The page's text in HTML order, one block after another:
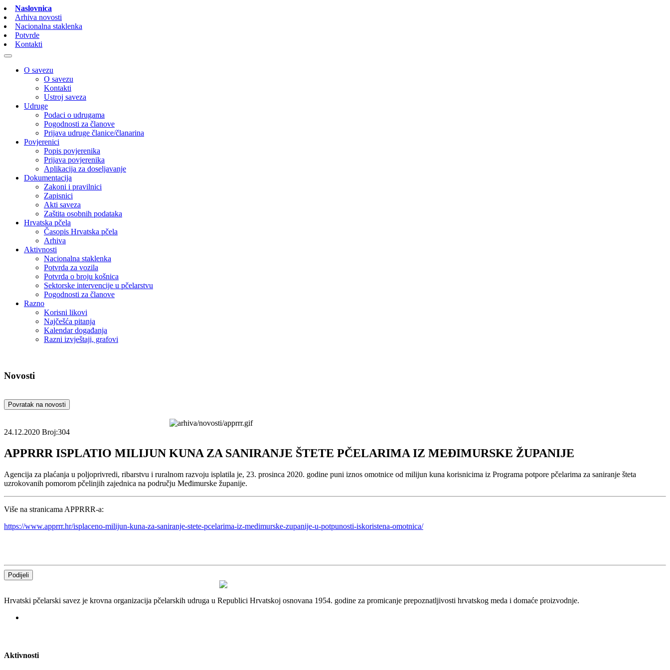
Naslovnica
Arhiva novosti
Nacionalna staklenka
Potvrde
Kontakti
O savezu
O savezu
Kontakti
Ustroj saveza
Udruge
Podaci o udrugama
Pogodnosti za članove
Prijava udruge članice/članarina
Povjerenici
Popis povjerenika
Prijava povjerenika
Aplikacija za doseljavanje
Dokumentacija
Zakoni i pravilnici
Zapisnici
Akti saveza
Zaštita osobnih podataka
Hrvatska pčela
Časopis Hrvatska pčela
Arhiva
Aktivnosti
Nacionalna staklenka
Potvrda za vozila
Potvrda o broju košnica
Sektorske intervencije u pčelarstvu
Pogodnosti za članove
Razno
Korisni likovi
Najčešća pitanja
Kalendar događanja
Razni izvještaji, grafovi
Novosti
Povratak na novosti
24.12.2020 Broj:304
APPRRR ISPLATIO MILIJUN KUNA ZA SANIRANJE ŠTETE PČELARIMA IZ MEĐIMURSKE ŽUPANIJE
Agencija za plaćanja u poljoprivredi, ribarstvu i ruralnom razvoju isplatila je, 23. prosinca 2020. godine puni iznos omotnice od milijun kuna korisnicima iz Programa potpore pčelarima za saniranje šteta
uzrokovanih pomorom pčelinjih zajednica na području Međimurske županije.
Više na stranicama APPRRR-a:
https://www.apprrr.hr/isplaceno-milijun-kuna-za-saniranje-stete-pcelarima-iz-medimurske-zupanije-u-potpunosti-iskoristena-omotnica/
Podijeli
Hrvatski pčelarski savez je krovna organizacija pčelarskih udruga u Republici Hrvatskoj osnovana 1954. godine za promicanje prepoznatljivosti hrvatskog meda i domaće proizvodnje.
Aktivnosti